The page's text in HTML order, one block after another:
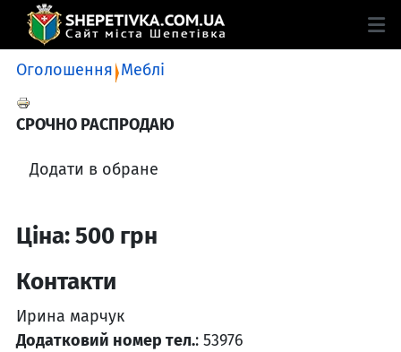
Оголошення Меблі
СРОЧНО РАСПРОДАЮ
Додати в обране
Ціна: 500 грн
Контакти
Ирина марчук
Додатковий номер тел.: 53976